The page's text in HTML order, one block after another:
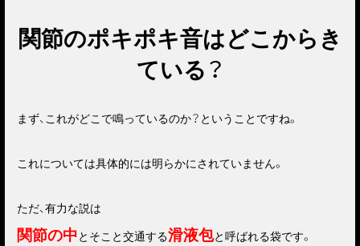
関節のポキポキ音はどこからき
ている？
まず、これがどこで鳴っているのか？ということですね。
これについては具体的には明らかにされていません。
ただ、有力な説は
関節の中とそこと交通する滑液包と呼ばれる袋です。